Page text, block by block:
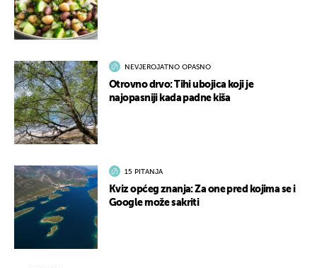
NEVJEROJATNO OPASNO
Otrovno drvo: Tihi ubojica koji je
najopasniji kada padne kiša
15 PITANJA
Kviz općeg znanja: Za one pred kojima se i
Google može sakriti